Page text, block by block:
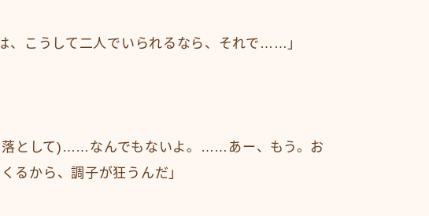
こうして二人でいられるなら、それで……」
落として)……なんでもないよ。……あー、もう。お
るから、調子が狂うんだ」